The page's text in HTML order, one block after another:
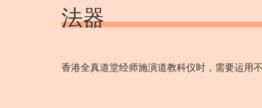
法器
香港全真道堂经师施演道教科仪时，需要运用